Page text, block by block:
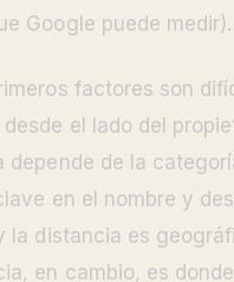
Google puede medir).
factores son
el lado del
depende de la
en el nombre y
la distancia es
en cambio, es